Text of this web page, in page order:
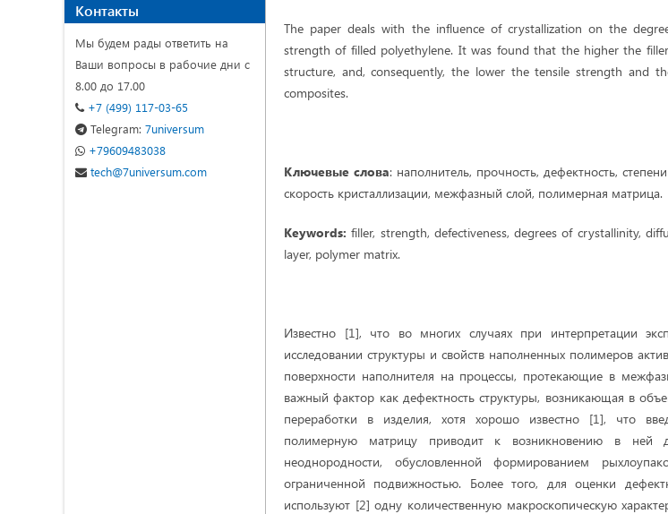
The paper deals with the influence of crystallization on the
strength of filled polyethylene. It was found that the higher the
structure, and, consequently, the lower the tensile strength and
composites.
Ключевые слова: наполнитель, прочность, дефектность,
скорость кристаллизации, межфазный слой, полимерная матрица.
Keywords: filler, strength, defectiveness, degrees of crystallinity,
layer, polymer matrix.
Известно [1], что во многих случаях при интерпретации
исследовании структуры и свойств наполненных полимеров
поверхности наполнителя на процессы, протекающие в
важный фактор как дефектность структуры, возникающая в
переработки в изделия, хотя хорошо известно [1], что
полимерную матрицу приводит к возникновению в ней
неоднородности, обусловленной формированием
ограниченной подвижностью. Более того, для оценки
используют [2] одну количественную макроскопическую
Контакты
Мы будем рады ответить на
Ваши вопросы в рабочие дни с
8.00 до 17.00
+7 (499) 117-03-65
Telegram: 7universum
+79609483038
tech@7universum.com